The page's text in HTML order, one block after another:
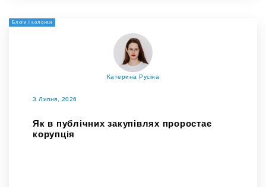
Блоги і колонки
Катерина Русіна
3 Липня, 2026
Як в публічних закупівлях проростає
корупція